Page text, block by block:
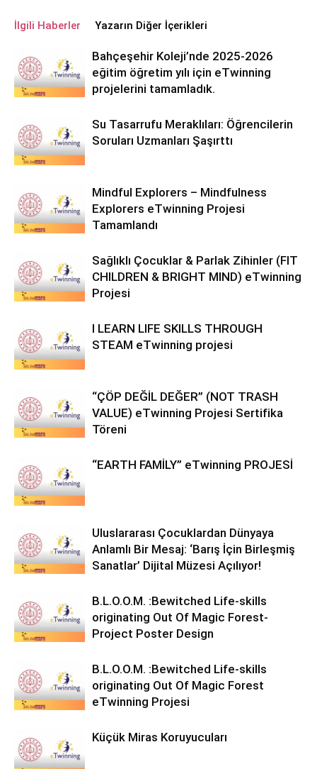
İlgili Haberler Yazarın Diğer İçerikleri
Bahçeşehir Koleji’nde 2025-2026
eğitim öğretim yılı için eTwinning
projelerini tamamladık.
Su Tasarrufu Meraklıları: Öğrencilerin
Soruları Uzmanları Şaşırttı
Mindful Explorers – Mindfulness
Explorers eTwinning Projesi
Tamamlandı
Sağlıklı Çocuklar & Parlak Zihinler (FIT
CHILDREN & BRIGHT MIND) eTwinning
Projesi
I LEARN LIFE SKILLS THROUGH
STEAM eTwinning projesi
“ÇÖP DEĞİL DEĞER” (NOT TRASH
VALUE) eTwinning Projesi Sertifika
Töreni
“EARTH FAMİLY” eTwinning PROJESİ
Uluslararası Çocuklardan Dünyaya
Anlamlı Bir Mesaj: ‘Barış İçin Birleşmiş
Sanatlar’ Dijital Müzesi Açılıyor!
B.L.O.O.M. :Bewitched Life-skills
originating Out Of Magic Forest-
Project Poster Design
B.L.O.O.M. :Bewitched Life-skills
originating Out Of Magic Forest
eTwinning Projesi
Küçük Miras Koruyucuları